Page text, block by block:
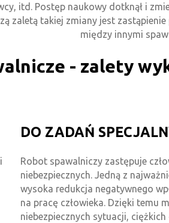
itd. Postęp naukowy dotknął i
zaletą takiej zmiany jest
między innymi
- zalety
DO ZADAŃ
Robot spawalniczy zastępuje
niebezpiecznych. Jedną z
wysoka redukcja negatywnego
na pracę człowieka. Dzięki temu
niebezpiecznych sytuacji, ciężkich